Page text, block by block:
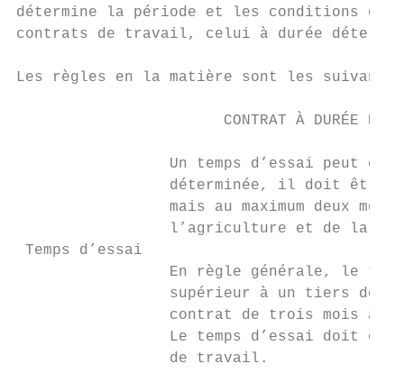
détermine la période et les conditions
contrats de travail, celui à durée
Les règles en la matière sont les
CONTRAT À DURÉE
Un temps d’essai peut
déterminée, il doit être
mais au maximum deux mois
l’agriculture et de la
Temps d’essai
En règle générale, le
supérieur à un tiers de
contrat de trois mois
Le temps d’essai doit
                 de travail.